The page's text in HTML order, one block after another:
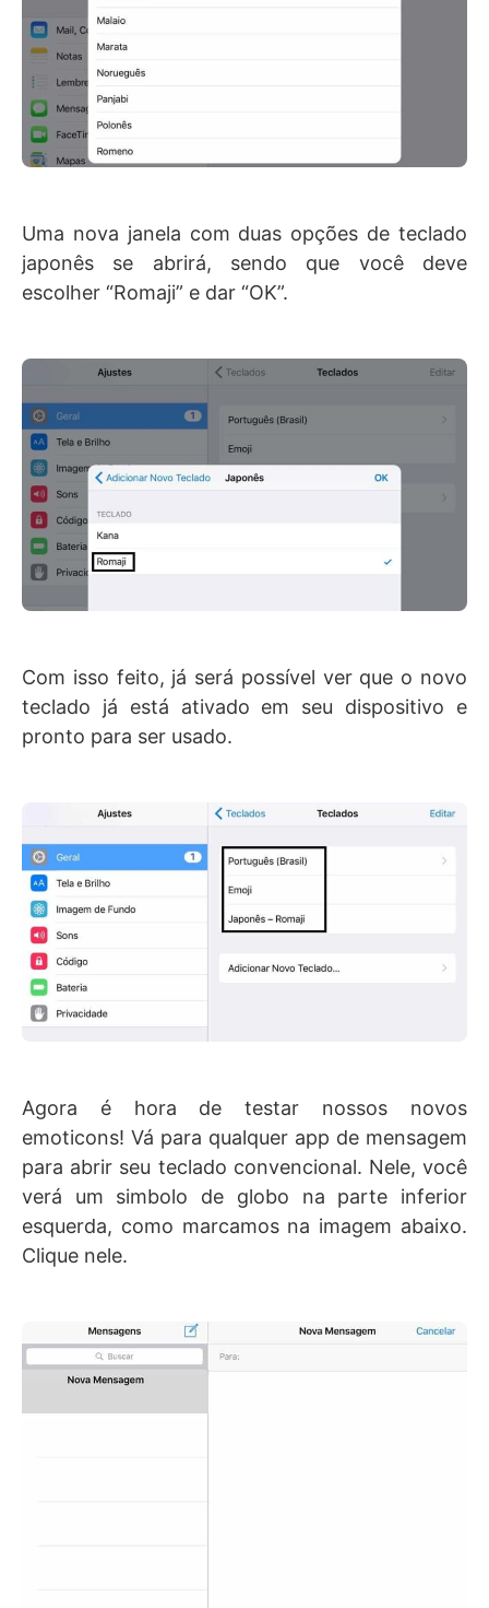
Uma nova janela com duas opções de teclado
japonês se abrirá, sendo que você deve
escolher “Romaji” e dar “OK”.
Com isso feito, já será possível ver que o novo
teclado já está ativado em seu dispositivo e
pronto para ser usado.
Agora é hora de testar nossos novos
emoticons! Vá para qualquer app de mensagem
para abrir seu teclado convencional. Nele, você
verá um simbolo de globo na parte inferior
esquerda, como marcamos na imagem abaixo.
Clique nele.